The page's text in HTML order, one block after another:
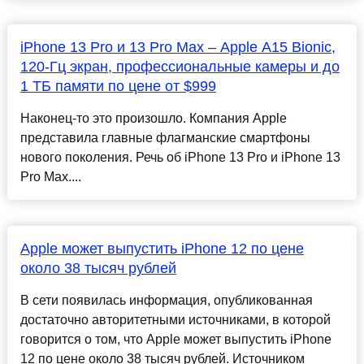
iPhone 13 Pro и 13 Pro Max – Apple A15 Bionic,
120-Гц экран, профессиональные камеры и до
1 ТБ памяти по цене от $999
Наконец-то это произошло. Компания Apple
представила главные флагманские смартфоны
нового поколения. Речь об iPhone 13 Pro и iPhone 13
Pro Max....
Apple может выпустить iPhone 12 по цене
около 38 тысяч рублей
В сети появилась информация, опубликованная
достаточно авторитетными источниками, в которой
говорится о том, что Apple может выпустить iPhone
12 по цене около 38 тысяч рублей. Источником